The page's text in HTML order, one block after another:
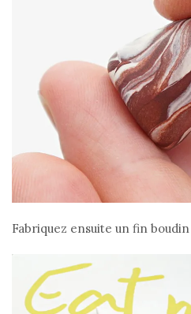
Fabriquez ensuite un fin